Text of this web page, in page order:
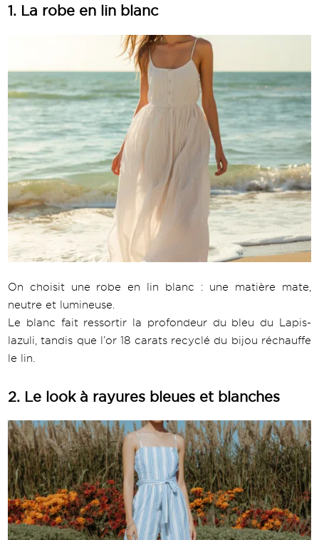
1. La robe en lin blanc
On choisit une robe en lin blanc : une matière mate,
neutre et lumineuse.
Le blanc fait ressortir la profondeur du bleu du Lapis-
lazuli, tandis que l’or 18 carats recyclé du bijou réchauffe
le lin.
2. Le look à rayures bleues et blanches